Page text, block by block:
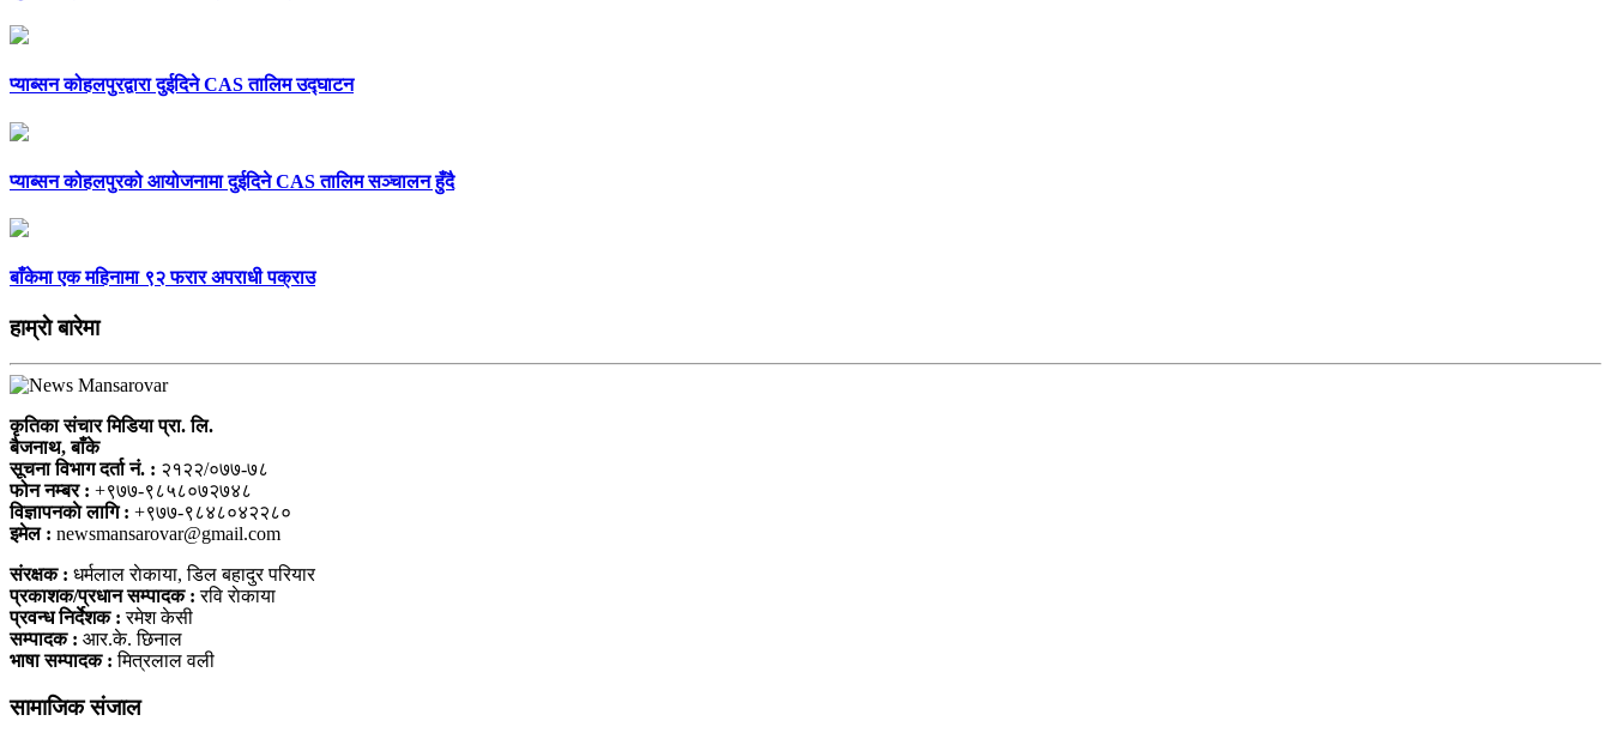
प्याब्सन कोहलपुरद्वारा दुईदिने CAS तालिम उद्घाटन
प्याब्सन कोहलपुरको आयोजनामा दुईदिने CAS तालिम सञ्चालन हुँदै
बाँकेमा एक महिनामा ९२ फरार अपराधी पक्राउ
हाम्राे बारेमा
कृतिका संचार मिडिया प्रा. लि.
बैजनाथ, बाँके
सूचना विभाग दर्ता नं. : २१२२/०७७-७८
फोन नम्बर : +९७७-९८५८०७२७४८
विज्ञापनकाे लागि : +९७७-९८४८०४२२८०
इमेल : newsmansarovar@gmail.com
संरक्षक : धर्मलाल राेकाया, डिल बहादुर परियार
प्रकाशक/प्रधान सम्पादक : रवि राेकाया
प्रवन्ध निर्देशक : रमेश केसी
सम्पादक : आर.के. छिनाल
भाषा सम्पादक : मित्रलाल वली
सामाजिक संजाल